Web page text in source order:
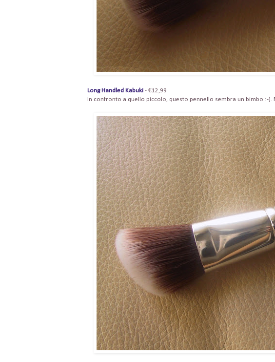
Long Handled Kabuki - €12,99
In confronto a quello piccolo, questo pennello sembra un bimbo :-